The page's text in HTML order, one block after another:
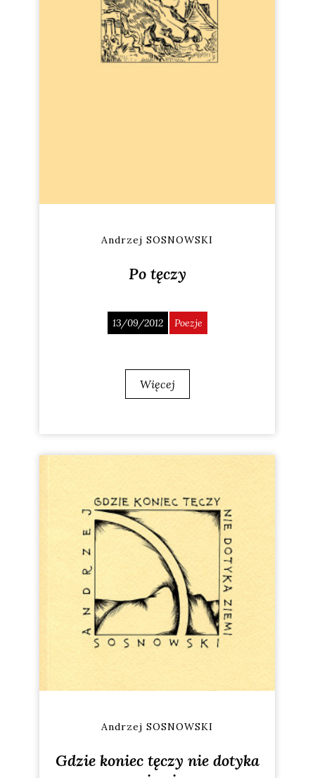
Andrzej SOSNOWSKI
Po tęczy
13/09/2012 Poezje
Więcej
Andrzej SOSNOWSKI
Gdzie koniec tęczy nie dotyka